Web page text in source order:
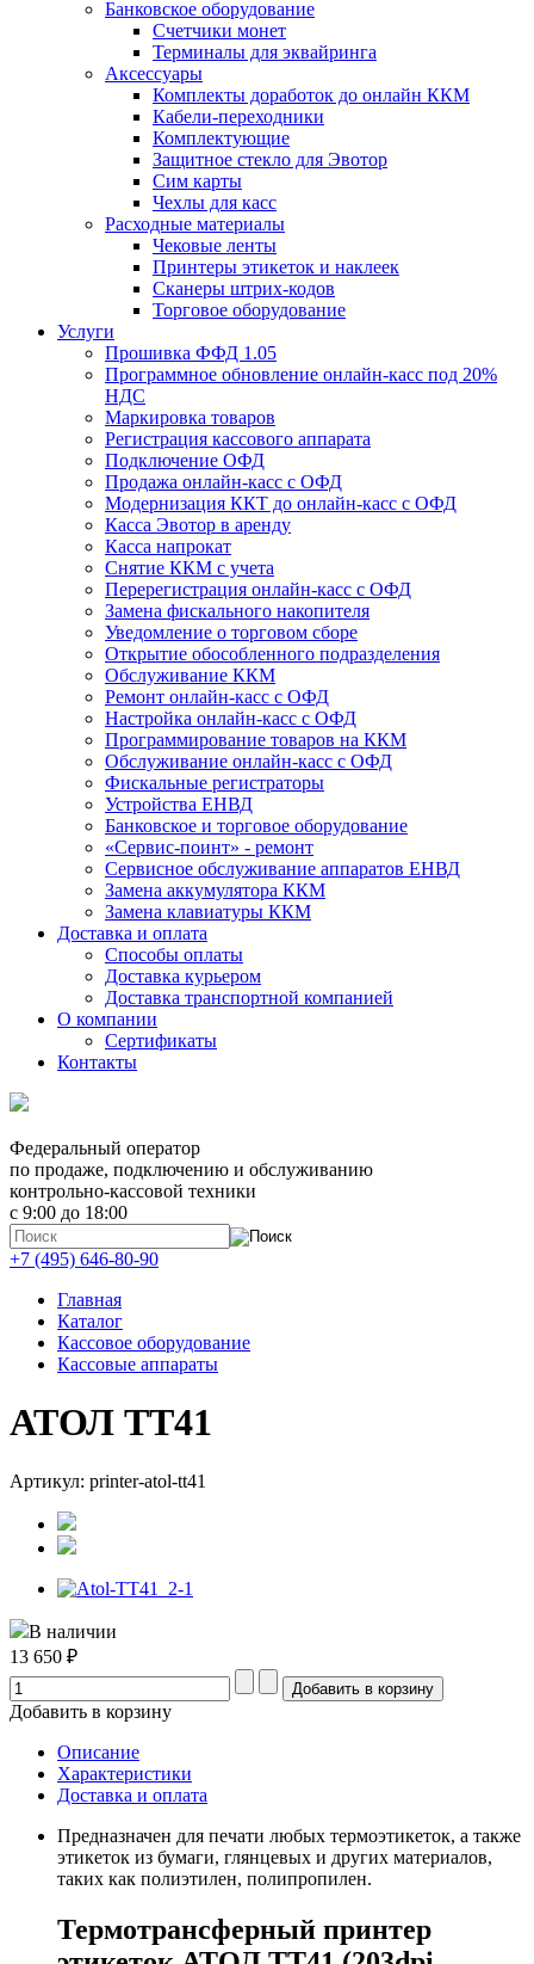
Банковское оборудование
Счетчики монет
Терминалы для эквайринга
Аксессуары
Комплекты доработок до онлайн ККМ
Кабели-переходники
Комплектующие
Защитное стекло для Эвотор
Сим карты
Чехлы для касс
Расходные материалы
Чековые ленты
Принтеры этикеток и наклеек
Сканеры штрих-кодов
Торговое оборудование
Услуги
Прошивка ФФД 1.05
Программное обновление онлайн-касс под 20%
НДС
Маркировка товаров
Регистрация кассового аппарата
Подключение ОФД
Продажа онлайн-касс с ОФД
Модернизация ККТ до онлайн-касс с ОФД
Касса Эвотор в аренду
Касса напрокат
Снятие ККМ с учета
Перерегистрация онлайн-касс с ОФД
Замена фискального накопителя
Уведомление о торговом сборе
Открытие обособленного подразделения
Обслуживание ККМ
Ремонт онлайн-касс с ОФД
Настройка онлайн-касс с ОФД
Программирование товаров на ККМ
Обслуживание онлайн-касс с ОФД
Фискальные регистраторы
Устройства ЕНВД
Банковское и торговое оборудование
«Сервис-поинт» - ремонт
Сервисное обслуживание аппаратов ЕНВД
Замена аккумулятора ККМ
Замена клавиатуры ККМ
Доставка и оплата
Способы оплаты
Доставка курьером
Доставка транспортной компанией
О компании
Сертификаты
Контакты
Федеральный оператор
по продаже, подключению и обслуживанию
контрольно-кассовой техники
с 9:00 до 18:00
+7 (495) 646-80-90
Главная
Каталог
Кассовое оборудование
Кассовые аппараты
АТОЛ TT41
Артикул: printer-atol-tt41
В наличии
13 650 ₽
Добавить в корзину
Описание
Характеристики
Доставка и оплата
Предназначен для печати любых термоэтикеток, а также
этикеток из бумаги, глянцевых и других материалов,
таких как полиэтилен, полипропилен.
Термотрансферный принтер